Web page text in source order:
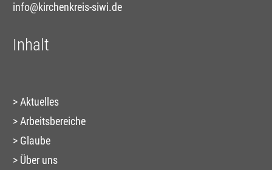
info@kirchenkreis-siwi.de
Inhalt
Aktuelles
Arbeitsbereiche
Glaube
Über uns